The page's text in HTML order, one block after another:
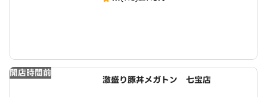
開店時間前
激盛り豚丼メガトン 七宝店